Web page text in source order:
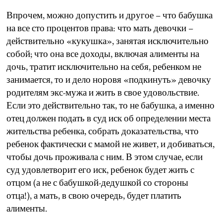
Впрочем, можно допустить и другое – что бабушка
на все сто процентов права: что мать девочки –
действительно «кукушка», занятая исключительно
собой; что она все доходы, включая алименты на
дочь, тратит исключительно на себя, ребенком не
занимается, то и дело норовя «подкинуть» девочку
родителям экс-мужа и жить в свое удовольствие.
Если это действительно так, то не бабушка, а именно
отец должен подать в суд иск об определении места
жительства ребенка, собрать доказательства, что
ребенок фактически с мамой не живет, и добиваться,
чтобы дочь проживала с ним. В этом случае, если
суд удовлетворит его иск, ребенок будет жить с
отцом (а не с бабушкой-дедушкой со стороны
отца!), а мать, в свою очередь, будет платить
алименты.